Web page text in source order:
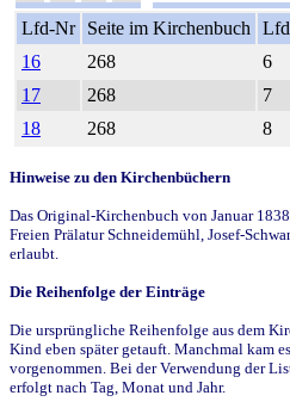
Lfd-Nr
Seite im Kirchenbuch
16
268 6
17
268 7
18
268 8
Hinweise zu den Kirchenbüchern
Das Original-Kirchenbuch von Januar
Freien Prälatur Schneidemühl, Josef-
erlaubt.
Die Reihenfolge der Einträge
Die ursprüngliche Reihenfolge aus dem
Kind eben später getauft. Manchmal kam
vorgenommen. Bei der Verwendung der
erfolgt nach Tag, Monat und Jahr.